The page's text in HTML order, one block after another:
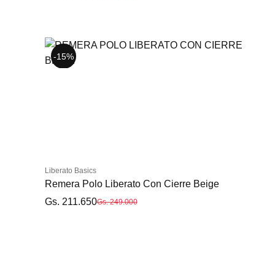
-15%
-20%
-15%
Liberato Basics
Remera Polo Liberato Con Cierre Beige
Gs. 211.650Gs. 249.000